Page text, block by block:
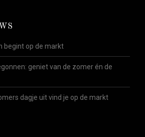
begint op de markt
geniet van de zomer én de
dagje uit vind je op de markt